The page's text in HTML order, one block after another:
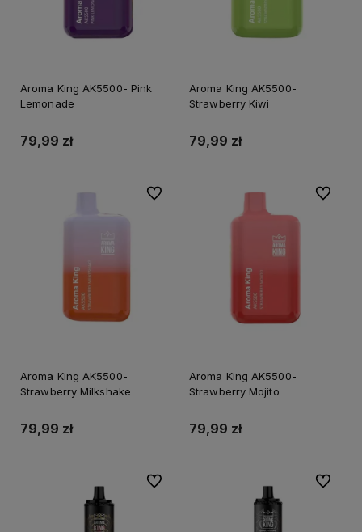
Aroma King AK5500- Pink
Lemonade
79,99 zł
Aroma King AK5500-
Strawberry Kiwi
79,99 zł
Aroma King AK5500-
Strawberry Milkshake
79,99 zł
Do ulubionych
Aroma King AK5500-
Strawberry Mojito
79,99 zł
Do
Do ulubionych Do